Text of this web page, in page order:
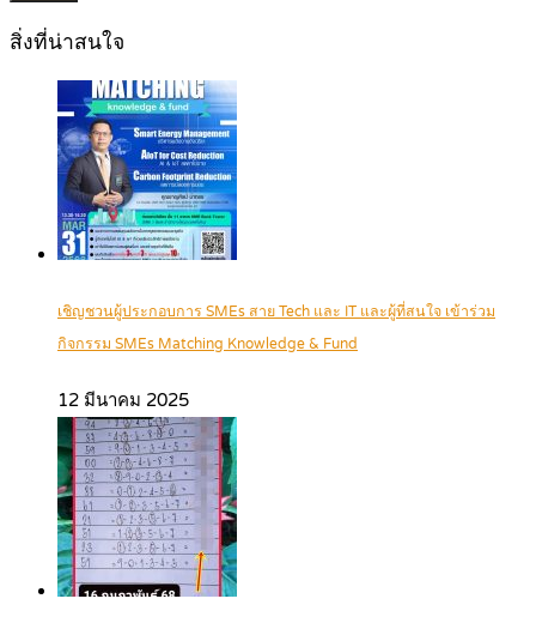
สิ่งที่น่าสนใจ
เชิญชวนผู้ประกอบการ SMEs สาย Tech และ IT และผู้ที่สนใจ เข้าร่วม
กิจกรรม SMEs Matching Knowledge & Fund
12 มีนาคม 2025